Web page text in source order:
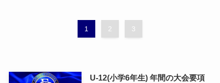
1 2 3
U-12(小学6年生) 年間の大会要項